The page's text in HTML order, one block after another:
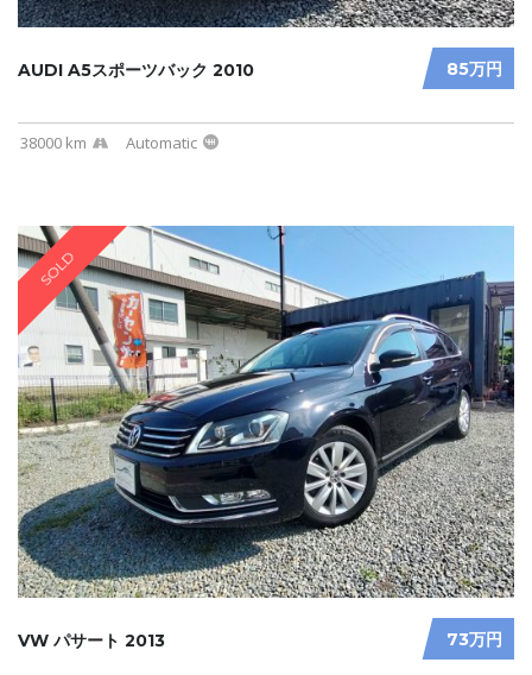
85万円
AUDI A5スポーツバック 2010
38000 km Automatic
SOLD
73万円
VW パサート 2013